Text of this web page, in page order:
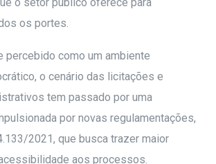
os portes.
percebido como um ambiente
o cenário das licitações e
tem passado por uma
por novas regulamentações,
2021, que busca trazer maior
aos processos.